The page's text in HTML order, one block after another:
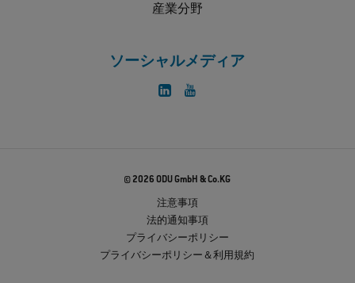
産業分野
ソーシャルメディア
© 2026 ODU GmbH & Co.KG
注意事項
法的通知事項
プライバシーポリシー
プライバシーポリシー＆利用規約